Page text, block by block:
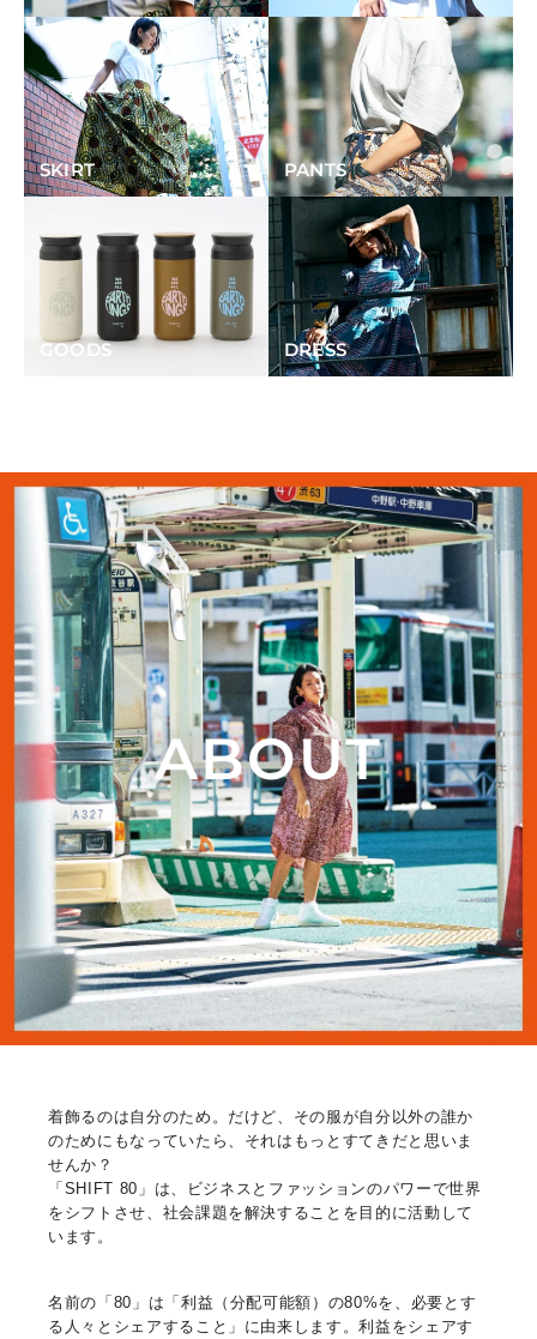
SKIRT PANTS
GOODS DRESS
ABOUT
着飾るのは自分のため。だけど、その服が自分以外の誰か
のためにもなっていたら、それはもっとすてきだと思いま
せんか？
「SHIFT 80」は、ビジネスとファッションのパワーで世界
をシフトさせ、社会課題を解決することを目的に活動して
います。
名前の「80」は「利益（分配可能額）の80%を、必要とす
る人々とシェアすること」に由来します。利益をシェアす